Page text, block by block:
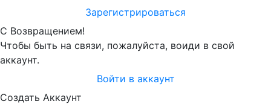
Зарегистрироваться
С Возвращением!
Чтобы быть на связи, пожалуйста, воиди в свой
аккаунт.
Войти в аккаунт
Создать Аккаунт